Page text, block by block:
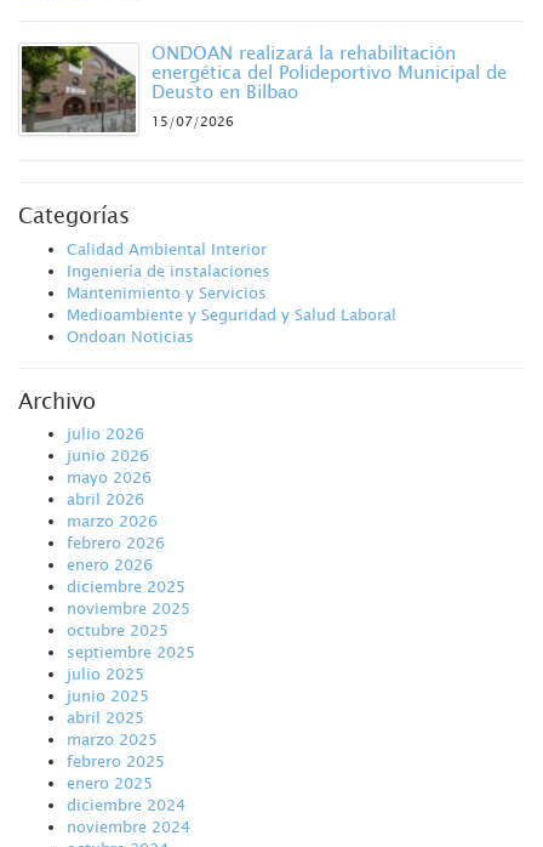
ONDOAN realizará la rehabilitación
energética del Polideportivo Municipal de
Deusto en Bilbao
15/07/2026
Categorías
Calidad Ambiental Interior
Ingeniería de instalaciones
Mantenimiento y Servicios
Medioambiente y Seguridad y Salud Laboral
Ondoan Noticias
Archivo
julio 2026
junio 2026
mayo 2026
abril 2026
marzo 2026
febrero 2026
enero 2026
diciembre 2025
noviembre 2025
octubre 2025
septiembre 2025
julio 2025
junio 2025
abril 2025
marzo 2025
febrero 2025
enero 2025
diciembre 2024
noviembre 2024